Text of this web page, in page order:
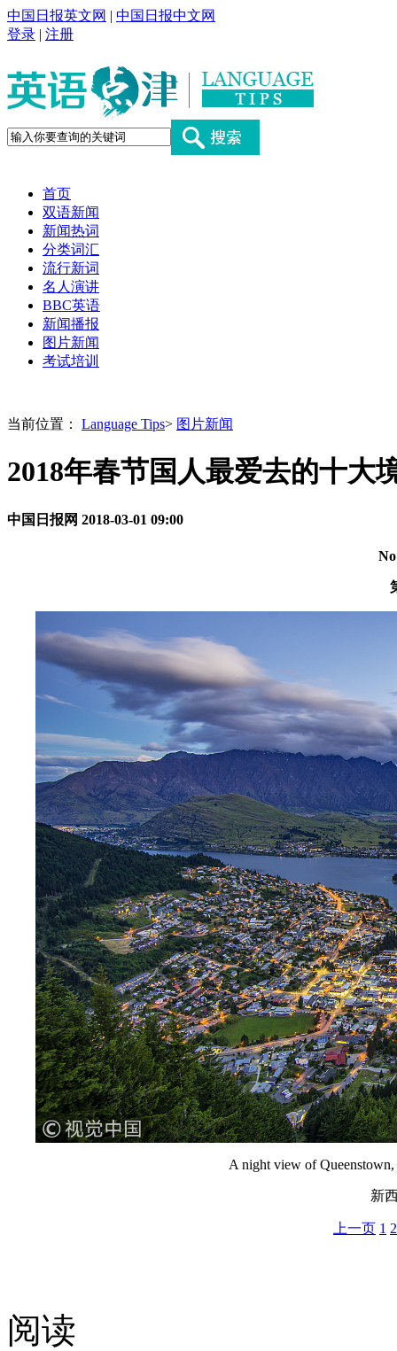
中国日报英文网 | 中国日报中文网
登录 | 注册
首页
双语新闻
新闻热词
分类词汇
流行新词
名人演讲
BBC英语
新闻播报
图片新闻
考试培训
当前位置： Language Tips> 图片新闻
2018年春节国人最爱去的十大
中国日报网 2018-03-01 09:00
A night view of
新
上一页 1 2
阅读